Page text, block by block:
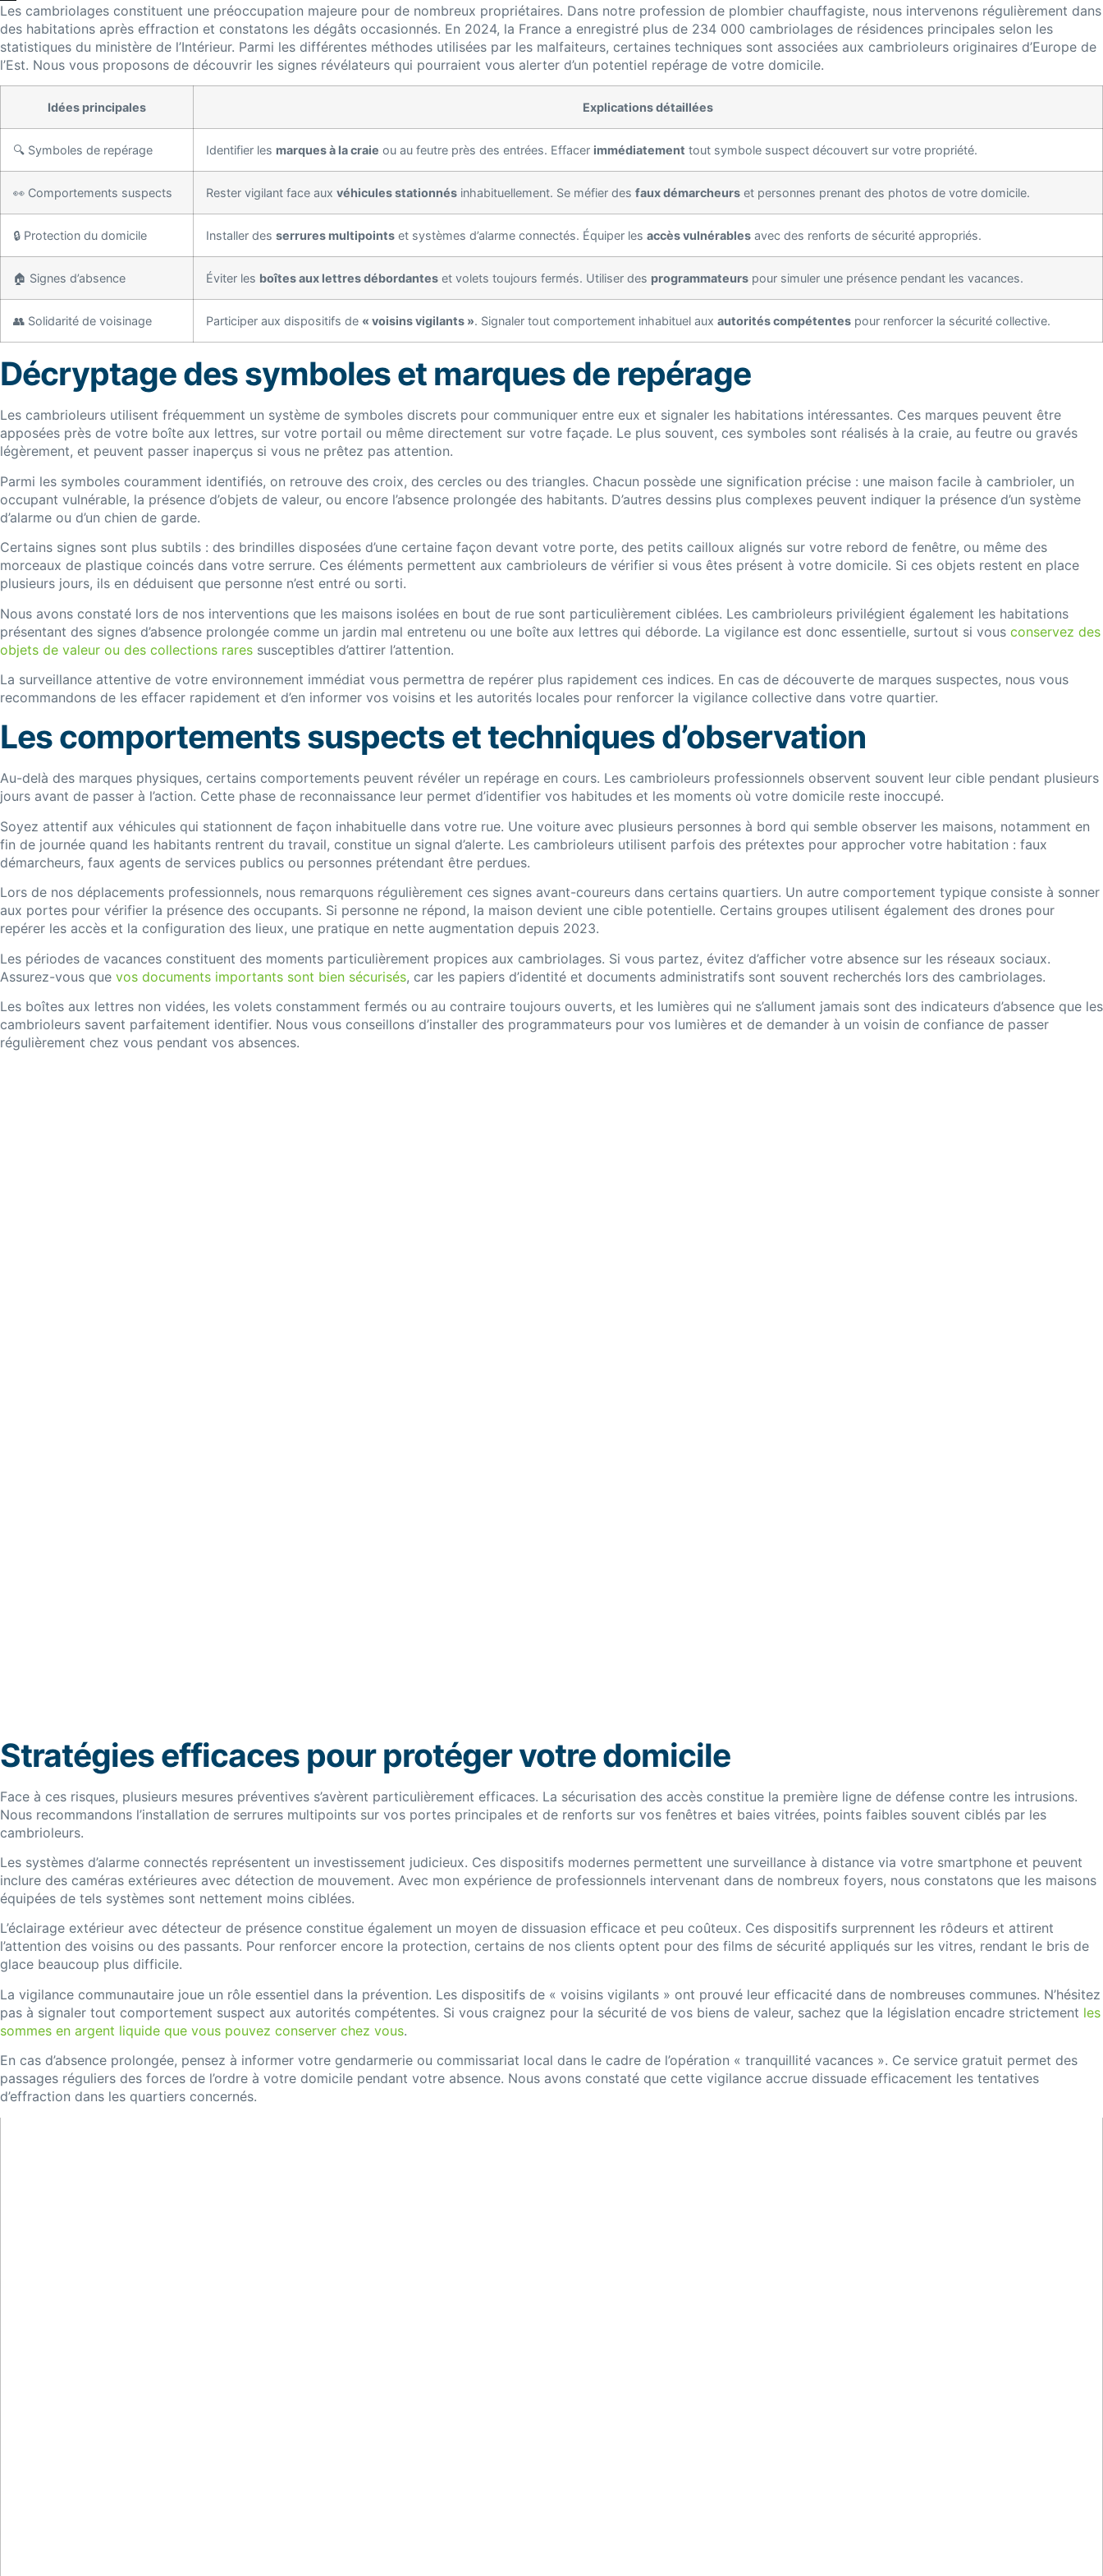
Les cambriolages constituent une préoccupation majeure pour de nombreux propriétaires. Dans notre profession de plombier chauffagiste, nous intervenons régulièrement dans
des habitations après effraction et constatons les dégâts occasionnés. En 2024, la France a enregistré plus de 234 000 cambriolages de résidences principales selon les
statistiques du ministère de l’Intérieur. Parmi les différentes méthodes utilisées par les malfaiteurs, certaines techniques sont associées aux cambrioleurs originaires d’Europe de
l’Est. Nous vous proposons de découvrir les signes révélateurs qui pourraient vous alerter d’un potentiel repérage de votre domicile.
Idées principales Explications détaillées
🔍 Symboles de repérage Identifier les marques à la craie ou au feutre près des entrées. Effacer immédiatement tout symbole suspect découvert sur votre propriété.
👀 Comportements suspects Rester vigilant face aux véhicules stationnés inhabituellement. Se méfier des faux démarcheurs et personnes prenant des photos de votre domicile.
🔒 Protection du domicile Installer des serrures multipoints et systèmes d’alarme connectés. Équiper les accès vulnérables avec des renforts de sécurité appropriés.
🏠 Signes d’absence Éviter les boîtes aux lettres débordantes et volets toujours fermés. Utiliser des programmateurs pour simuler une présence pendant les vacances.
👥 Solidarité de voisinage Participer aux dispositifs de « voisins vigilants ». Signaler tout comportement inhabituel aux autorités compétentes pour renforcer la sécurité collective.
Décryptage des symboles et marques de repérage
Les cambrioleurs utilisent fréquemment un système de symboles discrets pour communiquer entre eux et signaler les habitations intéressantes. Ces marques peuvent être
apposées près de votre boîte aux lettres, sur votre portail ou même directement sur votre façade. Le plus souvent, ces symboles sont réalisés à la craie, au feutre ou gravés
légèrement, et peuvent passer inaperçus si vous ne prêtez pas attention.
Parmi les symboles couramment identifiés, on retrouve des croix, des cercles ou des triangles. Chacun possède une signification précise : une maison facile à cambrioler, un
occupant vulnérable, la présence d’objets de valeur, ou encore l’absence prolongée des habitants. D’autres dessins plus complexes peuvent indiquer la présence d’un système
d’alarme ou d’un chien de garde.
Certains signes sont plus subtils : des brindilles disposées d’une certaine façon devant votre porte, des petits cailloux alignés sur votre rebord de fenêtre, ou même des
morceaux de plastique coincés dans votre serrure. Ces éléments permettent aux cambrioleurs de vérifier si vous êtes présent à votre domicile. Si ces objets restent en place
plusieurs jours, ils en déduisent que personne n’est entré ou sorti.
Nous avons constaté lors de nos interventions que les maisons isolées en bout de rue sont particulièrement ciblées. Les cambrioleurs privilégient également les habitations
présentant des signes d’absence prolongée comme un jardin mal entretenu ou une boîte aux lettres qui déborde. La vigilance est donc essentielle, surtout si vous conservez des
objets de valeur ou des collections rares susceptibles d’attirer l’attention.
La surveillance attentive de votre environnement immédiat vous permettra de repérer plus rapidement ces indices. En cas de découverte de marques suspectes, nous vous
recommandons de les effacer rapidement et d’en informer vos voisins et les autorités locales pour renforcer la vigilance collective dans votre quartier.
Les comportements suspects et techniques d’observation
Au-delà des marques physiques, certains comportements peuvent révéler un repérage en cours. Les cambrioleurs professionnels observent souvent leur cible pendant plusieurs
jours avant de passer à l’action. Cette phase de reconnaissance leur permet d’identifier vos habitudes et les moments où votre domicile reste inoccupé.
Soyez attentif aux véhicules qui stationnent de façon inhabituelle dans votre rue. Une voiture avec plusieurs personnes à bord qui semble observer les maisons, notamment en
fin de journée quand les habitants rentrent du travail, constitue un signal d’alerte. Les cambrioleurs utilisent parfois des prétextes pour approcher votre habitation : faux
démarcheurs, faux agents de services publics ou personnes prétendant être perdues.
Lors de nos déplacements professionnels, nous remarquons régulièrement ces signes avant-coureurs dans certains quartiers. Un autre comportement typique consiste à sonner
aux portes pour vérifier la présence des occupants. Si personne ne répond, la maison devient une cible potentielle. Certains groupes utilisent également des drones pour
repérer les accès et la configuration des lieux, une pratique en nette augmentation depuis 2023.
Les périodes de vacances constituent des moments particulièrement propices aux cambriolages. Si vous partez, évitez d’afficher votre absence sur les réseaux sociaux.
Assurez-vous que vos documents importants sont bien sécurisés, car les papiers d’identité et documents administratifs sont souvent recherchés lors des cambriolages.
Les boîtes aux lettres non vidées, les volets constamment fermés ou au contraire toujours ouverts, et les lumières qui ne s’allument jamais sont des indicateurs d’absence que les
cambrioleurs savent parfaitement identifier. Nous vous conseillons d’installer des programmateurs pour vos lumières et de demander à un voisin de confiance de passer
régulièrement chez vous pendant vos absences.
Stratégies efficaces pour protéger votre domicile
Face à ces risques, plusieurs mesures préventives s’avèrent particulièrement efficaces. La sécurisation des accès constitue la première ligne de défense contre les intrusions.
Nous recommandons l’installation de serrures multipoints sur vos portes principales et de renforts sur vos fenêtres et baies vitrées, points faibles souvent ciblés par les
cambrioleurs.
Les systèmes d’alarme connectés représentent un investissement judicieux. Ces dispositifs modernes permettent une surveillance à distance via votre smartphone et peuvent
inclure des caméras extérieures avec détection de mouvement. Avec mon expérience de professionnels intervenant dans de nombreux foyers, nous constatons que les maisons
équipées de tels systèmes sont nettement moins ciblées.
L’éclairage extérieur avec détecteur de présence constitue également un moyen de dissuasion efficace et peu coûteux. Ces dispositifs surprennent les rôdeurs et attirent
l’attention des voisins ou des passants. Pour renforcer encore la protection, certains de nos clients optent pour des films de sécurité appliqués sur les vitres, rendant le bris de
glace beaucoup plus difficile.
La vigilance communautaire joue un rôle essentiel dans la prévention. Les dispositifs de « voisins vigilants » ont prouvé leur efficacité dans de nombreuses communes. N’hésitez
pas à signaler tout comportement suspect aux autorités compétentes. Si vous craignez pour la sécurité de vos biens de valeur, sachez que la législation encadre strictement les
sommes en argent liquide que vous pouvez conserver chez vous.
En cas d’absence prolongée, pensez à informer votre gendarmerie ou commissariat local dans le cadre de l’opération « tranquillité vacances ». Ce service gratuit permet des
passages réguliers des forces de l’ordre à votre domicile pendant votre absence. Nous avons constaté que cette vigilance accrue dissuade efficacement les tentatives
d’effraction dans les quartiers concernés.